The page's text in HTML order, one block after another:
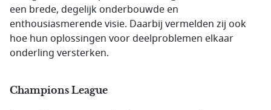
een brede, degelijk onderbouwde en
enthousiasmerende visie. Daarbij vermelden zij ook
hoe hun oplossingen voor deelproblemen elkaar
onderling versterken.
Champions League